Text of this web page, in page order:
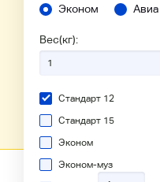
Эконом
Авиа
Вес(кг):
Стандарт 12
Стандарт 15
Эконом
Эконом-муз